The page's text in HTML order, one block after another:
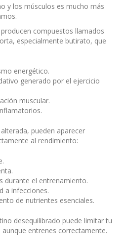
y los músculos es mucho más
compuestos llamados
especialmente butirato, que
energético.
generado por el ejercicio
muscular.
pueden aparecer
al rendimiento:
durante el entrenamiento.
a infecciones.
de nutrientes esenciales.
desequilibrado puede limitar tu
entrenes correctamente.